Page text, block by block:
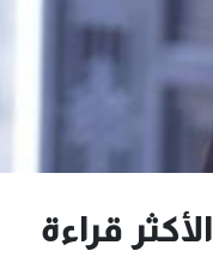
الأكثر قراءة